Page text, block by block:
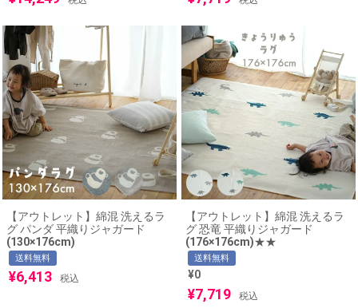
【アウトレット】綿混 洗えるラ
グ パンダ 平織りジャガード
(130×176cm)
送料無料
¥6,413 税込
【アウトレット】綿混 洗えるラ
グ 恐竜 平織りジャガード
(176×176cm)★★
送料無料
¥0
¥7,719 税込